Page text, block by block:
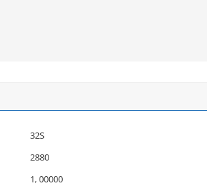
32S
2880
1, 00000